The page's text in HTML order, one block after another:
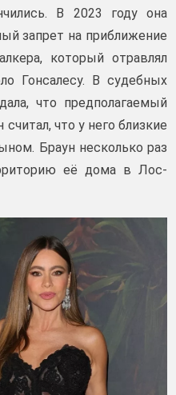
В 2023 году она
запрет на приближение
который отравлял
Гонсалесу. В судебных
что предполагаемый
что у него близкие
Браун несколько раз
её дома в Лос-